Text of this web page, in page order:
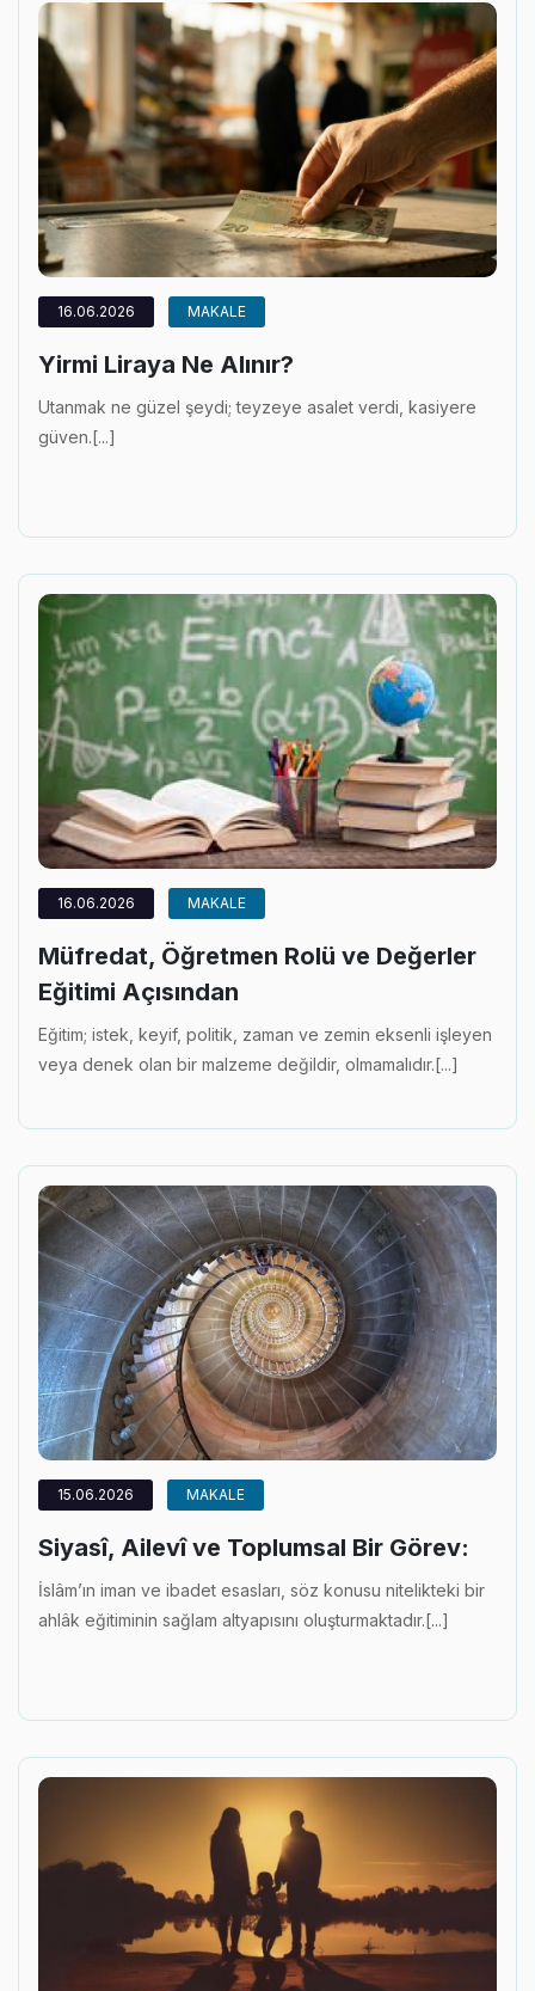
16.06.2026 MAKALE
Yirmi Liraya Ne Alınır?
Utanmak ne güzel şeydi; teyzeye asalet verdi, kasiyere
güven.[...]
16.06.2026 MAKALE
Müfredat, Öğretmen Rolü ve Değerler
Eğitimi Açısından
Eğitim; istek, keyif, politik, zaman ve zemin eksenli işleyen
veya denek olan bir malzeme değildir, olmamalıdır.[...]
15.06.2026 MAKALE
Siyasî, Ailevî ve Toplumsal Bir Görev:
İslâm’ın iman ve ibadet esasları, söz konusu nitelikteki bir
ahlâk eğitiminin sağlam altyapısını oluşturmaktadır.[...]